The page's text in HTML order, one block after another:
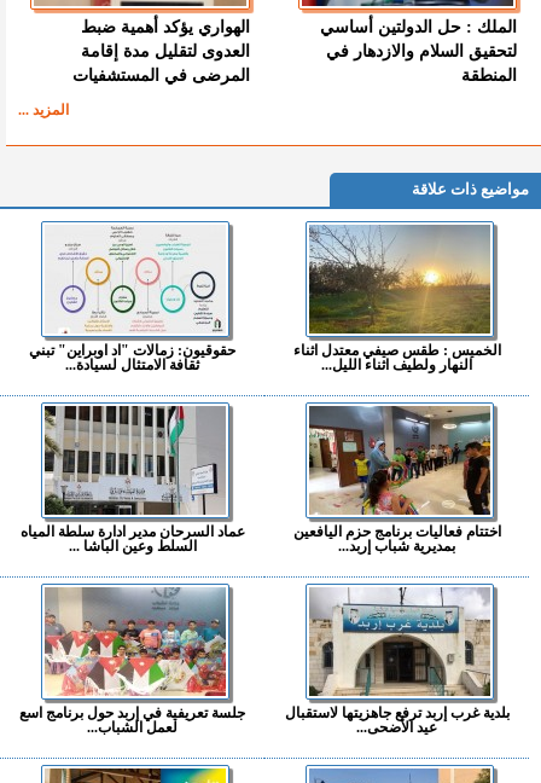
الملك : حل الدولتين أساسي
لتحقيق السلام والازدهار في
المنطقة
الهواري يؤكد أهمية ضبط
العدوى لتقليل مدة إقامة
المرضى في المستشفيات
المزيد ...
مواضيع ذات علاقة
الخميس : طقس صيفي معتدل اثناء
النهار ولطيف اثناء الليل...
حقوقيون: زمالات "اد اوبراين" تبني
ثقافة الامتثال لسيادة...
اختتام فعاليات برنامج حزم اليافعين
بمديرية شباب إربد...
عماد السرحان مدير ادارة سلطة المياه
السلط وعين الباشا ...
بلدية غرب إربد ترفع جاهزيتها لاستقبال
عيد الأضحى...
جلسة تعريفية في إربد حول برنامج اسع
لعمل الشباب...